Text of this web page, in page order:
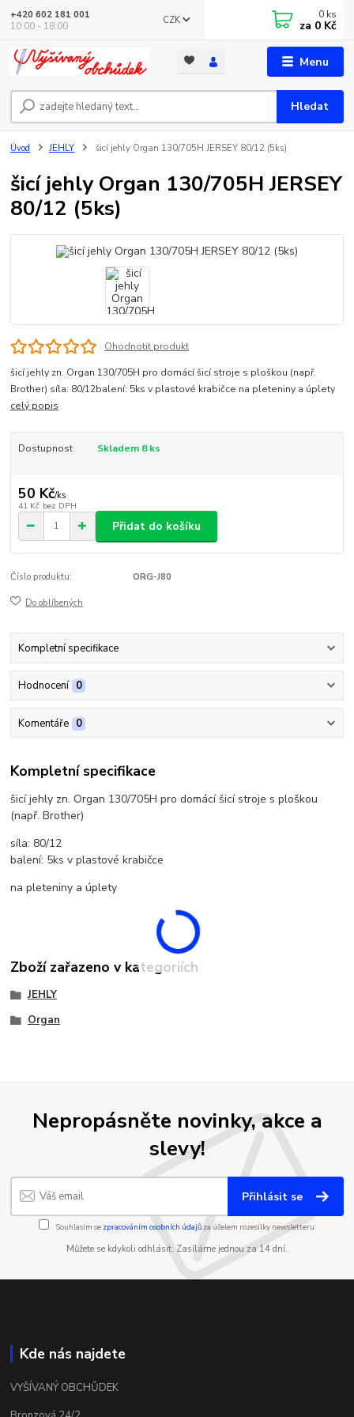
Menu
CZK
Hledat
+420 602 181 001
10:00 - 18:00
0 ks
za 0 Kč
Úvod JEHLY šicí jehly Organ 130/705H JERSEY 80/12 (5ks)
šicí jehly Organ 130/705H JERSEY
80/12 (5ks)
Ohodnotit produkt
šicí jehly zn. Organ 130/705H pro domácí šicí stroje s ploškou (např.
Brother) síla: 80/12balení: 5ks v plastové krabičce na pleteniny a úplety
celý popis
Dostupnost Skladem 8 ks
50 Kč/ks
41 Kč bez DPH
Přidat do košíku
Číslo produktu: ORG-J80
Do oblíbených
Kompletní specifikace
Hodnocení 0
Komentáře 0
Kompletní specifikace
šicí jehly zn. Organ 130/705H pro domácí šicí stroje s ploškou
(např. Brother)
síla: 80/12
balení: 5ks v plastové krabičce
na pleteniny a úplety
Zboží zařazeno v kategoriích
JEHLY
Organ
Nepropásněte novinky, akce a
slevy!
Přihlásit se
Souhlasím se zpracováním osobních údajůza účelem rozesílky newsletteru.
Můžete se kdykoli odhlásit. Zasíláme jednou za 14 dní.
Kde nás najdete
VYŠÍVANÝ OBCHŮDEK